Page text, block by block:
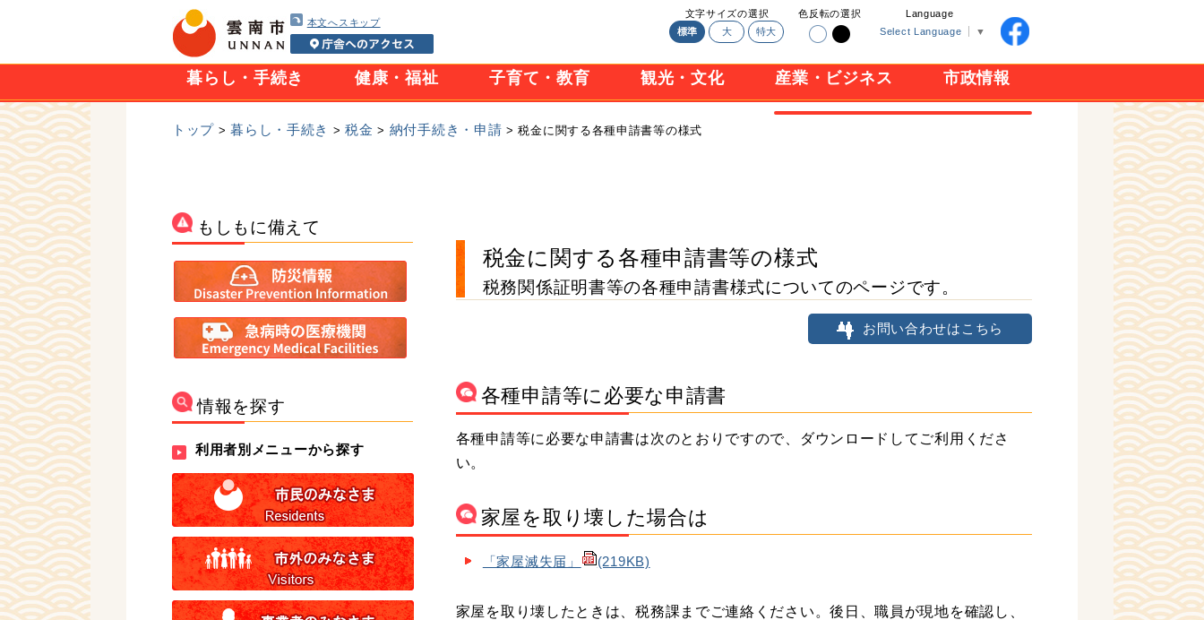
本文へスキップ
文字サイズの選択
標準
大 特大
色反転の選択
Language
Select Language
▼
暮らし・手続き 健康・福祉 子育て・教育 観光・文化 産業・ビジネス 市政情報
トップ >暮らし・手続き >税金 > 納付手続き・申請 > 税金に関する各種申請書等の様式
もしもに備えて
情報を探す
利用者別メニューから探す
税金に関する各種申請書等の様式
税務関係証明書等の各種申請書様式についてのページです。
お問い合わせはこちら
各種申請等に必要な申請書
各種申請等に必要な申請書は次のとおりですので、ダウンロードしてご利用くださ
い。
家屋を取り壊した場合は
「家屋滅失届」 (219KB)
家屋を取り壊したときは、税務課までご連絡ください。後日、職員が現地を確認し、